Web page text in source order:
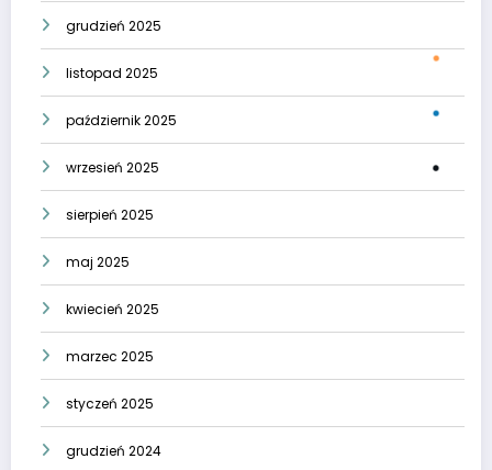
grudzień 2025
listopad 2025
październik 2025
wrzesień 2025
sierpień 2025
maj 2025
kwiecień 2025
marzec 2025
styczeń 2025
grudzień 2024